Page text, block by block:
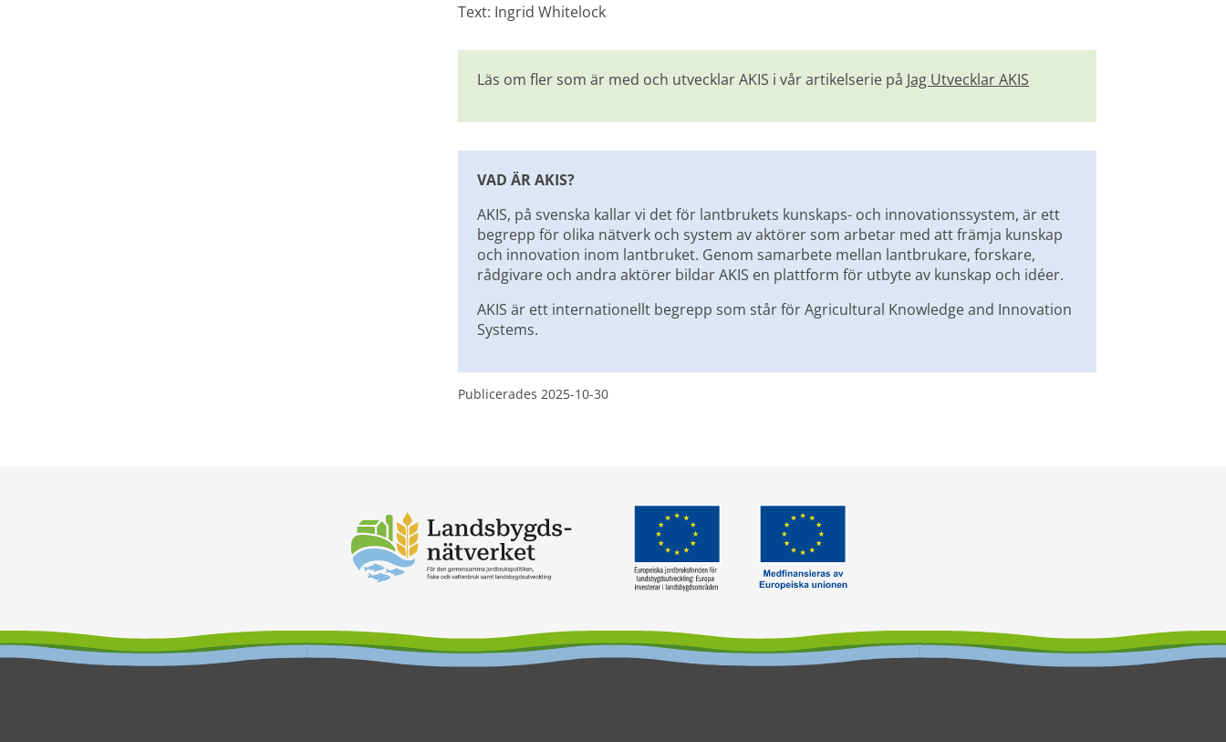
Text: Ingrid Whitelock
Läs om fler som är med och utvecklar AKIS i vår artikelserie på Jag Utvecklar AKIS
VAD ÄR AKIS?
AKIS, på svenska kallar vi det för lantbrukets kunskaps- och innovationssystem, är ett
begrepp för olika nätverk och system av aktörer som arbetar med att främja kunskap
och innovation inom lantbruket. Genom samarbete mellan lantbrukare, forskare,
rådgivare och andra aktörer bildar AKIS en plattform för utbyte av kunskap och idéer.
AKIS är ett internationellt begrepp som står för Agricultural Knowledge and Innovation
Systems.
Publicerades 2025-10-30